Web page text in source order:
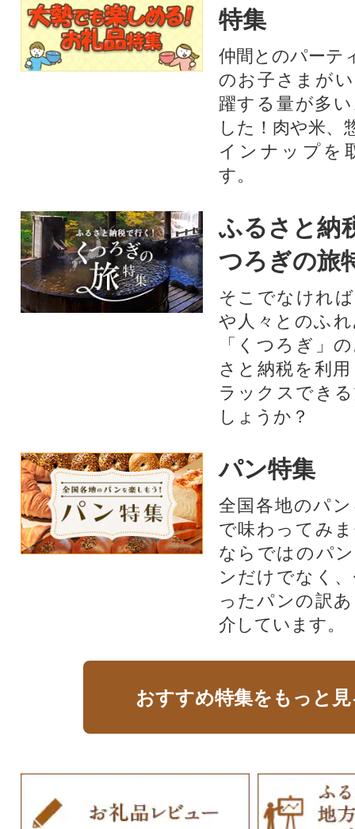
特集
仲間とのパーテ
のお子さまが
躍する量が多
した！肉や米、
インナップを
す。
ふるさと納
つろぎの旅
そこでなけれ
や人々とのふ
「くつろぎ」
さと納税を利
ラックスでき
しょうか？
パン特集
全国各地のパ
で味わってみ
ならではのパ
ンだけでなく
ったパンの訳
介しています。
おすすめ特集をもっと